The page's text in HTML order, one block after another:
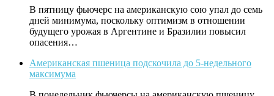
В пятницу фьючерс на американскую сою упал до семь
дней минимума, поскольку оптимизм в отношении
будущего урожая в Аргентине и Бразилии повысил
опасения…
Американская пшеница подскочила до 5-недельного
максимума